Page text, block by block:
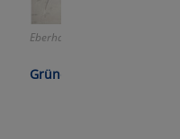
Eberhard J. Wormer:
Grüne Antibiotika